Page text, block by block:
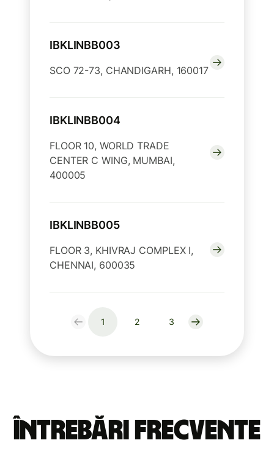
IBKLINBB003
SCO 72-73, CHANDIGARH, 160017
IBKLINBB004
FLOOR 10, WORLD TRADE
CENTER C WING, MUMBAI,
400005
IBKLINBB005
FLOOR 3, KHIVRAJ COMPLEX I,
CHENNAI, 600035
1 2 3
Întrebări frecvente